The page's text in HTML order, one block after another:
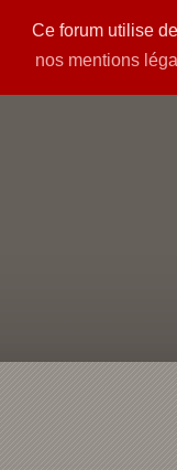
Ce forum utilise
nos mentions